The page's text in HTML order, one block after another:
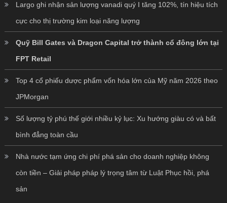
Largo ghi nhận sản lượng vanadi quý I tăng 102%, tín hiệu tích
cực cho thị trường kim loại năng lượng
Quỹ Bill Gates và Dragon Capital trở thành cổ đông lớn tại
FPT Retail
Top 4 cổ phiếu dược phẩm vốn hóa lớn của Mỹ năm 2026 theo
JPMorgan
Số lượng tỷ phú thế giới nhiều kỷ lục: Xu hướng giàu có và bất
bình đẳng toàn cầu
Nhà nước tạm ứng chi phí phá sản cho doanh nghiệp không
còn tiền – Giải pháp pháp lý trọng tâm từ Luật Phục hồi, phá
sản